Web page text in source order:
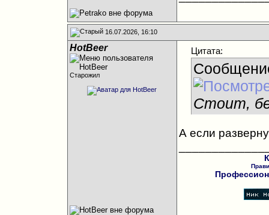
16.07.2026, 16:10
HotBeer
Старожил
Цитата:
Стоит,
А если